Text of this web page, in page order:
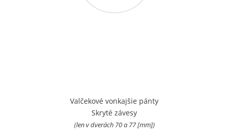
Valčekové vonkajšie pánty
Skryté závesy
(len v dverách 70 a 77 [mm])